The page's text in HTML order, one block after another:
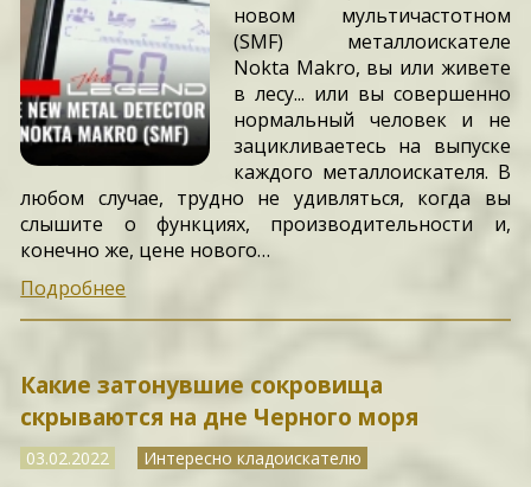
новом мультичастотном
(SMF) металлоискателе
Nokta Makro, вы или живете
в лесу... или вы совершенно
нормальный человек и не
зацикливаетесь на выпуске
каждого металлоискателя. В
любом случае, трудно не удивляться, когда вы
слышите о функциях, производительности и,
конечно же, цене нового…
Подробнее
Какие затонувшие сокровища
скрываются на дне Черного моря
03.02.2022 Интересно кладоискателю